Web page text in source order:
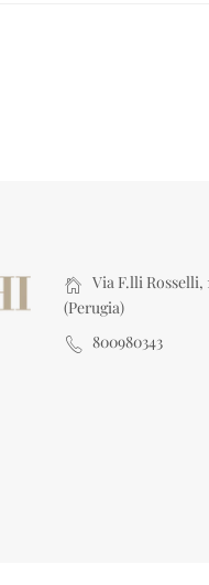
Via F.lli Rosselli,
(Perugia)
800980343